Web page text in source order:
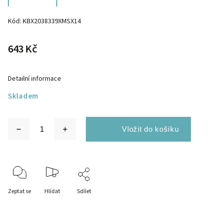
Kód: KBX2038339XMSX14
643 Kč
Skladem
Detailní informace
Zeptat se Hlídat Sdílet